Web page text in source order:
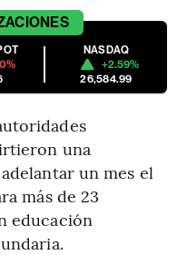
NASDAQ
+2.59%
26,584.99
una
un mes el
más de 23
educación